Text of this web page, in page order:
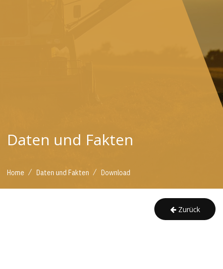
Daten und Fakten
Home / Daten und Fakten / Download
Zurück